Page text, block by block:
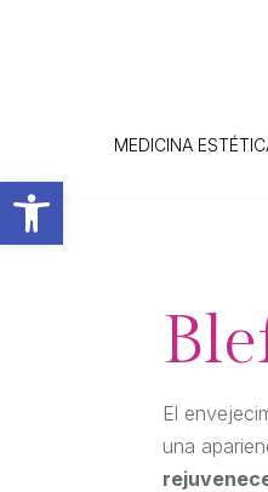
MEDICINA
El
una
Abrir barra de herramientas